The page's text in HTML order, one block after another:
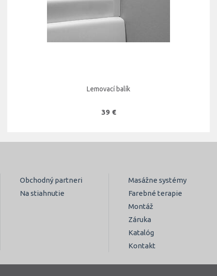
Lemovací balík
39 €
Obchodný partneri
Na stiahnutie
Masážne systémy
Farebné terapie
Montáž
Záruka
Katalóg
Kontakt